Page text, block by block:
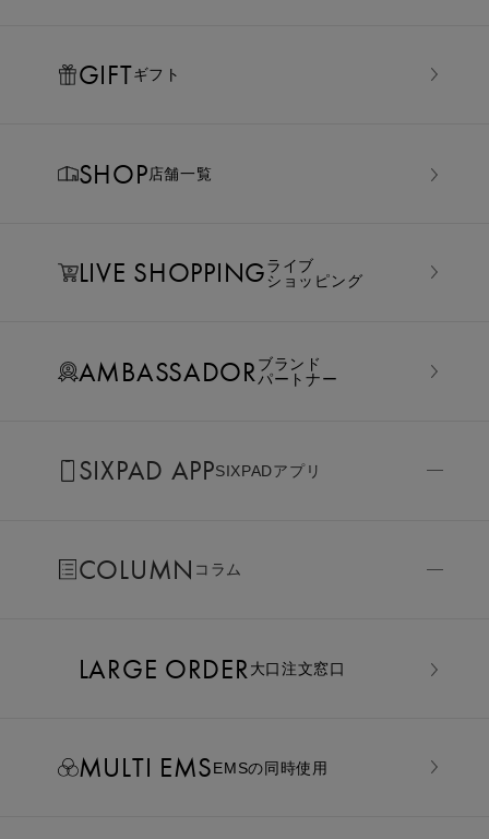
GIFTギフト
SHOP店舗一覧
LIVE SHOPPINGライブ
ショッピング
AMBASSADORブランド
パートナー
SIXPAD APPSIXPADアプリ
COLUMN コラム
LARGE ORDER⼤⼝注⽂窓⼝
MULTI EMSEMSの同時使用